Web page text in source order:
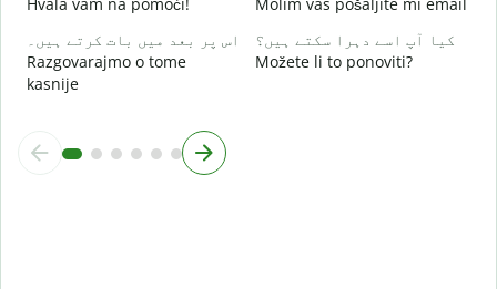
اس پر بعد میں بات کرتے ہیں۔
Razgovarajmo o tome
kasnije
کیا آپ اسے دہرا سکتے ہیں؟
Možete li to ponoviti?